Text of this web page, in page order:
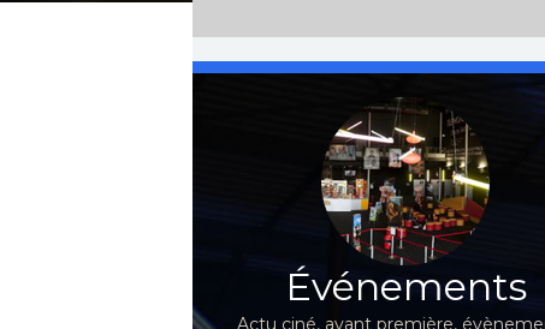
Événements
Actu ciné, avant première,